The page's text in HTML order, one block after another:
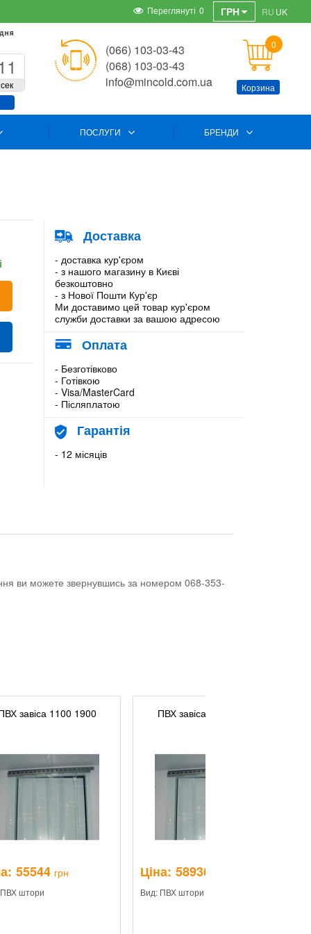
ГРН RU UK
Переглянуті 0
сек
(066) 103-03-43
(068) 103-03-43
info@mincold.com.ua
0
Корзина
ПОСЛУГИ БРЕНДИ
Доставка
- доставка кур'єром
- з нашого магазину в Києві
безкоштовно
- з Нової Пошти Кур'єр
Ми доставимо цей товар кур'єром
служби доставки за вашою адресою
Оплата
- Безготівково
- Готівкою
- Visa/MasterCard
- Післяплатою
Гарантія
- 12 місяців
ви можете звернувшись за номером 068-353-
завіса 1100 1900
55544 грн
штори
ПВХ завіса 1100 2000
Ціна: 58936
Вид: ПВХ штори